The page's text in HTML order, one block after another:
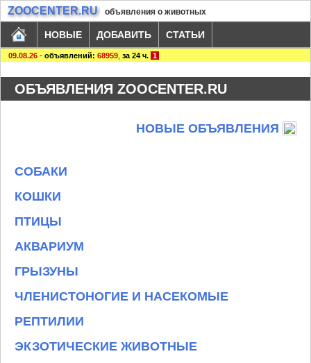
ZOOCENTER.RU объявления о животных
НОВЫЕ ДОБАВИТЬ СТАТЬИ
09.08.26 - объявлений: 68959 за 24 ч. 1
ОБЪЯВЛЕНИЯ ZOOCENTER.RU
НОВЫЕ ОБЪЯВЛЕНИЯ
СОБАКИ
КОШКИ
ПТИЦЫ
АКВАРИУМ
ГРЫЗУНЫ
ЧЛЕНИСТОНОГИЕ И НАСЕКОМЫЕ
РЕПТИЛИИ
ЭКЗОТИЧЕСКИЕ ЖИВОТНЫЕ